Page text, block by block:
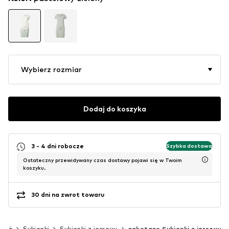
Wybierz rozmiar
Dodaj do koszyka
3 - 4 dni robocze Szybka dostawa
Ostateczny przewidywany czas dostawy pojawi się w Twoim
koszyku.
30 dni na zwrot towaru